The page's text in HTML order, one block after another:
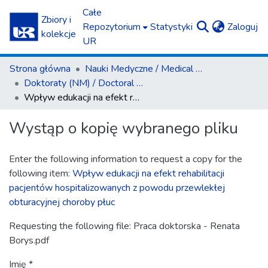
Zbiory i
kolekcje
Całe
Repozytorium
UR
Statystyki Zaloguj
Strona główna
Nauki Medyczne / Medical Sciences
Doktoraty (NM) / Doctoral Theses (MS)
Wpływ edukacji na efekt rehabilitacji pacjentów hospitalizowanych z powodu przewlekłej obturacyjnej choroby płuc
Wystąp o kopię wybranego pliku
Enter the following information to request a copy for the
following item: Wpływ edukacji na efekt rehabilitacji
pacjentów hospitalizowanych z powodu przewlekłej
obturacyjnej choroby płuc
Requesting the following file: Praca doktorska - Renata
Borys.pdf
Imię *